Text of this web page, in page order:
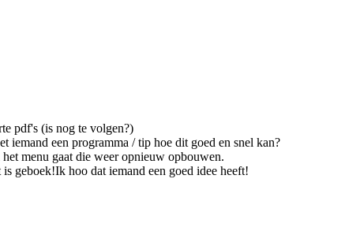
pdf's (is nog te volgen?)
iemand een programma / tip hoe dit goed en snel kan?
menu gaat die weer opnieuw opbouwen.
geboek!Ik hoo dat iemand een goed idee heeft!